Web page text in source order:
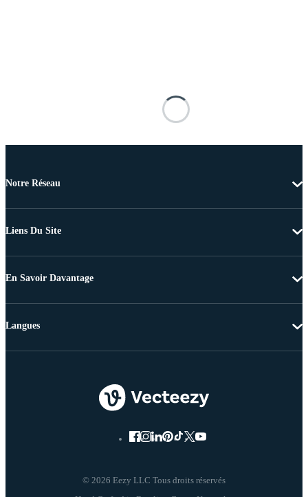
Notre Réseau
Liens Du Site
En Savoir Davantage
© 2026 Eezy LLC Tous droits réservés
Langues